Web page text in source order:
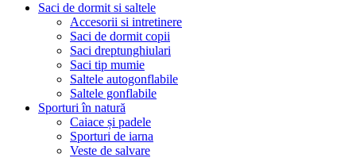
Saci de dormit si saltele
Accesorii si intretinere
Saci de dormit copii
Saci dreptunghiulari
Saci tip mumie
Saltele autogonflabile
Saltele gonflabile
Sporturi în natură
Caiace și padele
Sporturi de iarna
Veste de salvare